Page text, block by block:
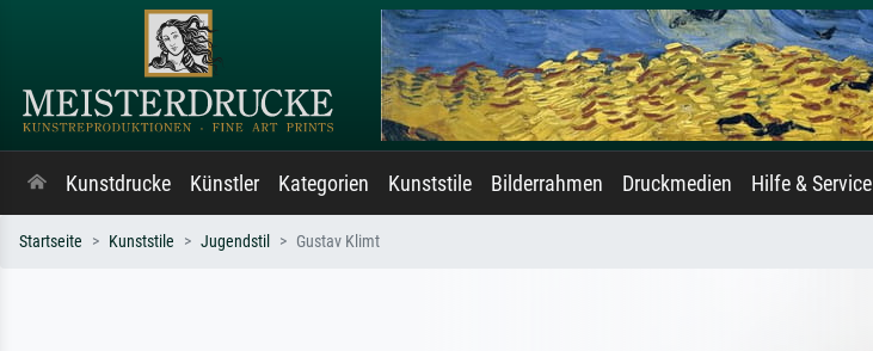
Kunstdrucke Künstler Kategorien Kunststile Bilderrahmen Druckmedien Hilfe & Service
Startseite Kunststile Jugendstil Gustav Klimt